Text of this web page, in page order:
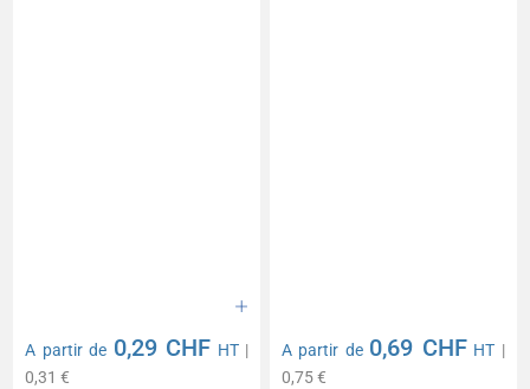
A partir de 0,29 CHF HT|
0,31 €
A partir de 0,69 CHF HT |
0,75 €